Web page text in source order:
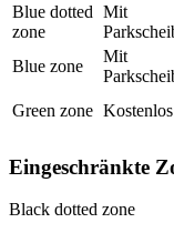
Blue dotted
zone
Mit
Blue zone
Mit
Green zone Kostenlos
Eingeschränkte
Black dotted zone